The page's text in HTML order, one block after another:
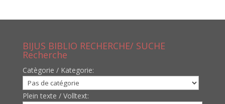
BIJUS BIBLIO RECHERCHE/ SUCHE
Recherche
Catègorie / Kategorie:
Plein texte / Volltext: